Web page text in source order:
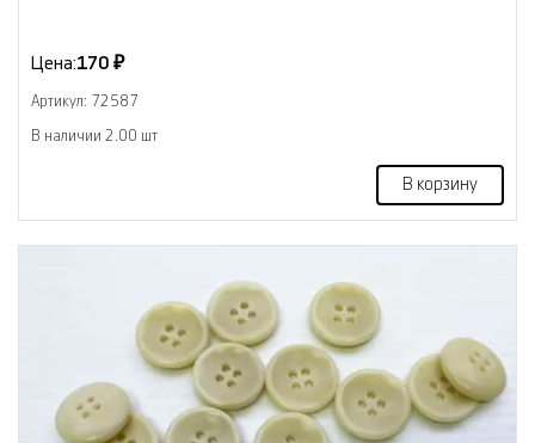
Цена:170 ₽
Артикул: 72587
В наличии 2.00 шт
В корзину